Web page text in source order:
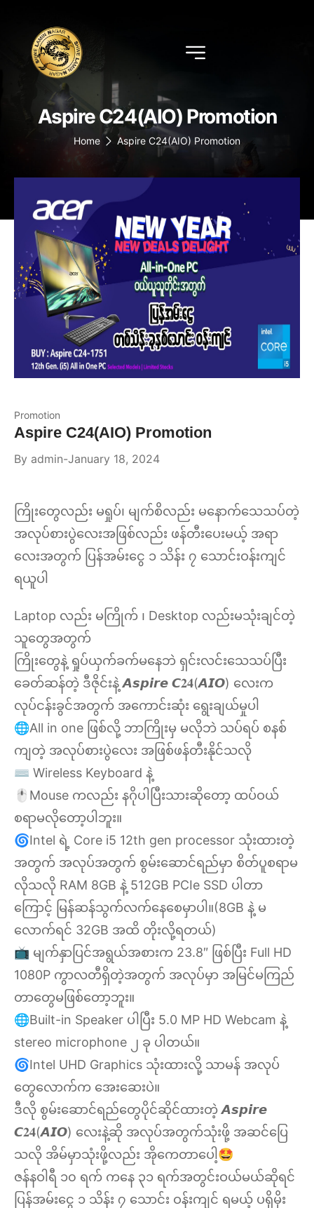
Aspire C24(AIO) Promotion
Home Aspire C24(AIO) Promotion
Promotion
Aspire C24(AIO) Promotion
By admin January 18, 2024
ကြိုးတွေလည်း မရှုပ်၊ မျက်စိလည်း မနောက်သေသပ်တဲ့
အလုပ်စားပွဲလေးအဖြစ်လည်း ဖန်တီးပေးမယ့် အရာ
လေးအတွက် ပြန်အမ်းငွေ ၁ သိန်း ၇ သောင်းဝန်းကျင်
ရယူပါ
Laptop လည်း မကြိုက် ၊ Desktop လည်းမသုံးချင်တဲ့
သူတွေအတွက်
ကြိုးတွေနဲ့ ရှုပ်ယှက်ခက်မနေဘဲ ရှင်းလင်းသေသပ်ပြီး
ခေတ်ဆန်တဲ့ ဒီဇိုင်းနဲ့ 𝘼𝙨𝙥𝙞𝙧𝙚 𝘾𝟐𝟒(𝘼𝙄𝙊) လေးက
လုပ်ငန်းခွင်အတွက် အကောင်းဆုံး ရွေးချယ်မှုပါ
🌐All in one ဖြစ်လို့ ဘာကြိုးမှ မလိုဘဲ သပ်ရပ် စနစ်
ကျတဲ့ အလုပ်စားပွဲလေး အဖြစ်ဖန်တီးနိုင်သလို
⌨️ Wireless Keyboard နဲ့
🖱️Mouse ကလည်း နဂိုပါပြီးသားဆိုတော့ ထပ်ဝယ်
စရာမလိုတော့ပါဘူး။
🌀Intel ရဲ့ Core i5 12th gen processor သုံးထားတဲ့
အတွက် အလုပ်အတွက် စွမ်းဆောင်ရည်မှာ စိတ်ပူစရာမ
လိုသလို RAM 8GB နဲ့ 512GB PCIe SSD ပါတာ
ကြောင့် မြန်ဆန်သွက်လက်နေစေမှာပါ။(8GB နဲ့ မ
လောက်ရင် 32GB အထိ တိုးလို့ရတယ်)
📺 မျက်နှာပြင်အရွယ်အစားက 23.8″ ဖြစ်ပြီး Full HD
1080P ကွာလတီရှိတဲ့အတွက် အလုပ်မှာ အမြင်မကြည်
တာတွေမဖြစ်တော့ဘူး။
🌐Built-in Speaker ပါပြီး 5.0 MP HD Webcam နဲ့
stereo microphone ၂ ခု ပါတယ်။
🌀Intel UHD Graphics သုံးထားလို့ သာမန် အလုပ်
တွေလောက်က အေးဆေးပဲ။
ဒီလို စွမ်းဆောင်ရည်တွေပိုင်ဆိုင်ထားတဲ့ 𝘼𝙨𝙥𝙞𝙧𝙚
𝘾𝟐𝟒(𝘼𝙄𝙊) လေးနဲ့ဆို အလုပ်အတွက်သုံးဖို့ အဆင်ပြေ
သလို အိမ်မှာသုံးဖို့လည်း အိုကေတာပေါ့🤩
ဇန်နဝါရီ ၁၀ ရက် ကနေ ၃၁ ရက်အတွင်းဝယ်မယ်ဆိုရင်
ပြန်အမ်းငွေ ၁ သိန်း ၇ သောင်း ဝန်းကျင် ရမယ့် ပရိုမိုး